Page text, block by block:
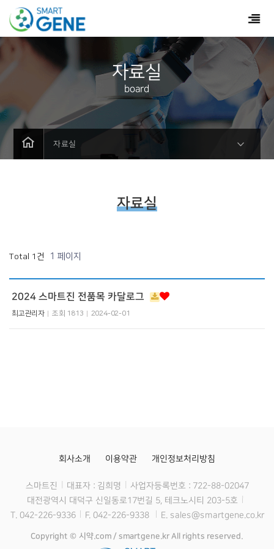
자료실
board
자료실
자료실
Total 1건 1 페이지
2024 스마트진 전품목 카달로그
최고관리자 조회 1813 2024-02-01
회사소개 이용약관 개인정보처리방침
스마트진 대표자 : 김희명
사업자등록번호 : 722-88-02047
대전광역시 대덕구 신일동로17번길 5, 테크노시티 203-5호
T. 042-226-9336
F. 042-226-9338 E. sales@smartgene.co.kr
Copyright © 시약.com / smartgene.kr All rights reserved.